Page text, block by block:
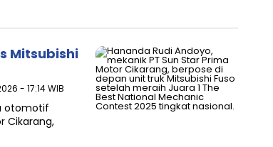
Mitsubishi
- 17:14 WIB
otomotif
Cikarang,